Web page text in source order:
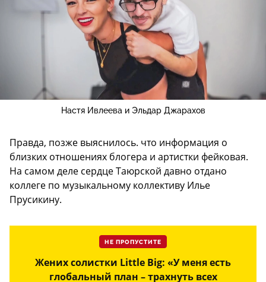
Настя Ивлеева и Эльдар Джарахов
Правда, позже выяснилось. что информация о
близких отношениях блогера и артистки фейковая.
На самом деле сердце Таюрской давно отдано
коллеге по музыкальному коллективу Илье
Прусикину.
НЕ ПРОПУСТИТЕ
Жених солистки Little Big: «У меня есть
глобальный план – трахнуть всех